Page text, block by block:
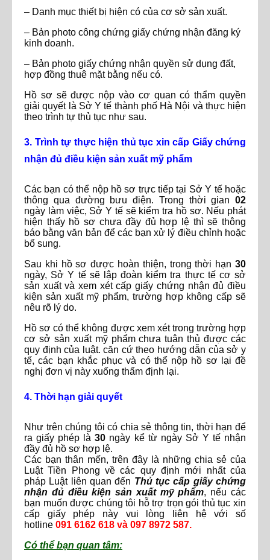
– Danh mục thiết bị hiện có của cơ sở sản xuất.
– Bản photo công chứng giấy chứng nhận đăng ký
kinh doanh.
– Bản photo giấy chứng nhận quyền sử dụng đất,
hợp đồng thuê mặt bằng nếu có.
Hồ sơ sẽ được nộp vào cơ quan có thẩm quyền
giải quyết là Sở Y tế thành phố Hà Nội và thực hiện
theo trình tự thủ tục như sau.
3. Trình tự thực hiện thủ tục xin cấp Giấy chứng
nhận đủ điều kiện sản xuất mỹ phẩm
Các bạn có thể nộp hồ sơ trực tiếp tại Sở Y tế hoặc
thông qua đường bưu điện. Trong thời gian 02
ngày làm việc, Sở Y tế sẽ kiểm tra hồ sơ. Nếu phát
hiện thấy hồ sơ chưa đầy đủ hợp lệ thì sẽ thông
báo bằng văn bản để các bạn xử lý điều chỉnh hoặc
bổ sung.
Sau khi hồ sơ được hoàn thiện, trong thời hạn 30
ngày, Sở Y tế sẽ lập đoàn kiểm tra thực tế cơ sở
sản xuất và xem xét cấp giấy chứng nhận đủ điều
kiện sản xuất mỹ phẩm, trường hợp không cấp sẽ
nêu rõ lý do.
Hồ sơ có thể không được xem xét trong trường hợp
cơ sở sản xuất mỹ phẩm chưa tuân thủ được các
quy định của luật. căn cứ theo hướng dẫn của sở y
tế, các bạn khắc phục và có thể nộp hồ sơ lại đề
nghị đơn vị này xuống thẩm định lại.
4. Thời hạn giải quyết
Như trên chúng tôi có chia sẻ thông tin, thời hạn để
ra giấy phép là30 ngày kể từ ngày Sở Y tế nhận
đầy đủ hồ sơ hợp lệ.
Các bạn thân mến, trên đây là những chia sẻ của
Luật Tiền Phong về các quy định mới nhất của
pháp Luật liên quan đến Thủ tục cấp giấy chứng
nhận đủ điều kiện sản xuất mỹ phẩm, nếu các
bạn muốn được chúng tôi hỗ trợ trọn gói thủ tục xin
cấp giấy phép này vui lòng liên hệ với số
hotline 091 6162 618 và 097 8972 587.
Có thể bạn quan tâm: